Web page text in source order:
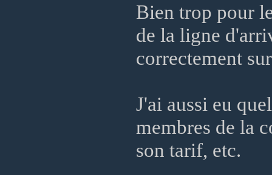
Bien trop pour
de la ligne
correctement
J'ai aussi eu
membres de la
son tarif, etc.